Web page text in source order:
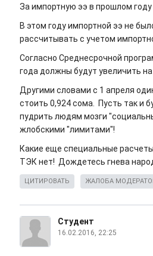
За импортную ээ в прошлом
В этом году импортной ээ не
рассчитывать с учетом
Согласно Среднесрочной
года должны будут увеличить
Другими словами с 1 апреля
стоить 0,924 сома. Пусть так и
пудрить людям мозги
жлобскими "лимитами"!
Какие еще специальные
ТЭК нет! Дождетесь гнева
ЦИТИРОВАТЬ ЖАЛОБА
Студент
16.02.2016, 22:25